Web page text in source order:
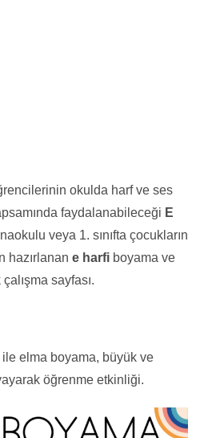
okulda harf ve ses
faydalanabileceği E
veya 1. sınıfta çocukların
hazırlanan e harfi boyama ve
sayfası.
elma boyama, büyük ve
öğrenme etkinliği.